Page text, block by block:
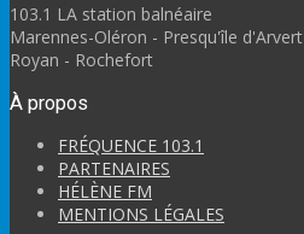
103.1 LA station balnéaire
Marennes-Oléron - Presqu'île d'Arvert
Royan - Rochefort
À propos
FRÉQUENCE 103.1
PARTENAIRES
HÉLÈNE FM
MENTIONS LÉGALES